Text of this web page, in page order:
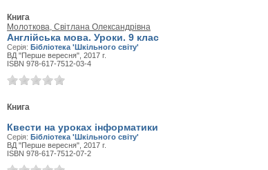
Книга
Молоткова, Світлана Олександрівна
Англійська мова. Уроки. 9 клас
Серія: Бібліотека 'Шкільного світу'
ВД "Перше вересня", 2017 г.
ISBN 978-617-7512-03-4
Книга
Квести на уроках інформатики
Серія: Бібліотека 'Шкільного світу'
ВД "Перше вересня", 2017 г.
ISBN 978-617-7512-07-2